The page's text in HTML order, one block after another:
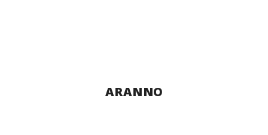
ARANNO